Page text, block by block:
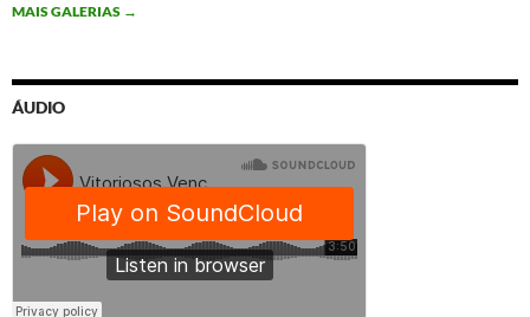
MAIS GALERIAS →
ÁUDIO